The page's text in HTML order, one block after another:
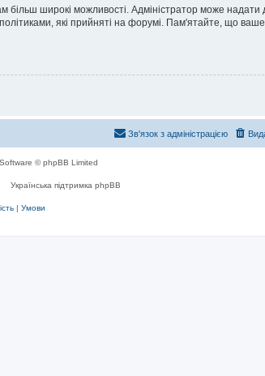
широкі можливості. Адміністратор може надати
які прийняті на форумі. Пам'ятайте, що
Зв'язок з адміністрацією
© phpBB Limited
Українська підтримка phpBB
| Умови